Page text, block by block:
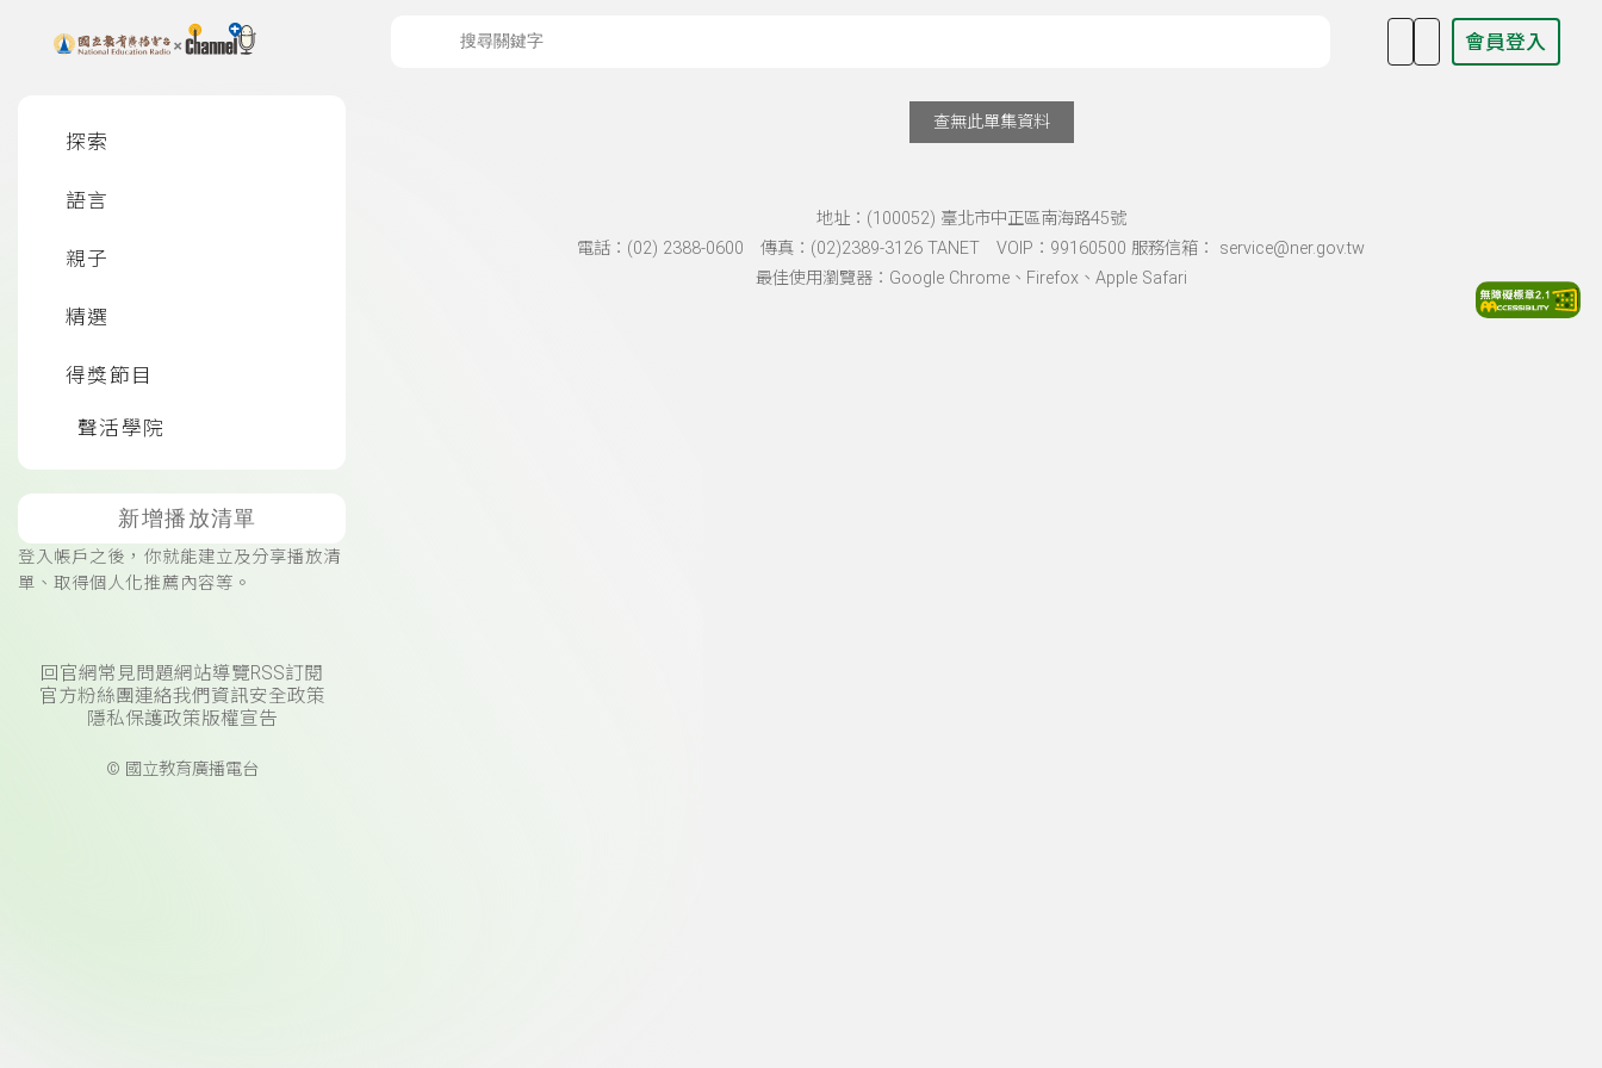
上方功能區塊 會員登入
探索
語言
親子
精選
得獎節目
聲活學院
新增播放清單
登入帳戶之後，你就能建立及分享播放清
單、取得個人化推薦內容等。
回官網常見問題網站導覽RSS訂閱
官方粉絲團連絡我們 資訊安全政策
隱私保護政策版權宣告
© 國立教育廣播電台
查無此單集資料
地址：(100052) 臺北市中正區南海路45號
電話：(02) 2388-0600 傳真：(02)2389-3126 TANET VOIP：99160500 服務信箱： service@ner.gov.tw
最佳使用瀏覽器：Google Chrome、Firefox、Apple Safari